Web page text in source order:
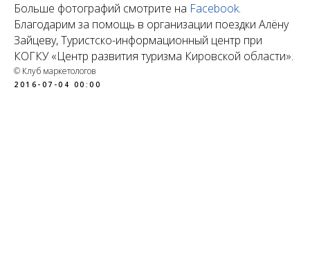
Больше фотографий смотрите на Facebook.
Благодарим за помощь в организации поездки Алёну
Зайцеву, Туристско-информационный центр при
КОГКУ «Центр развития туризма Кировской области».
© Клуб маркетологов
2016-07-04 00:00